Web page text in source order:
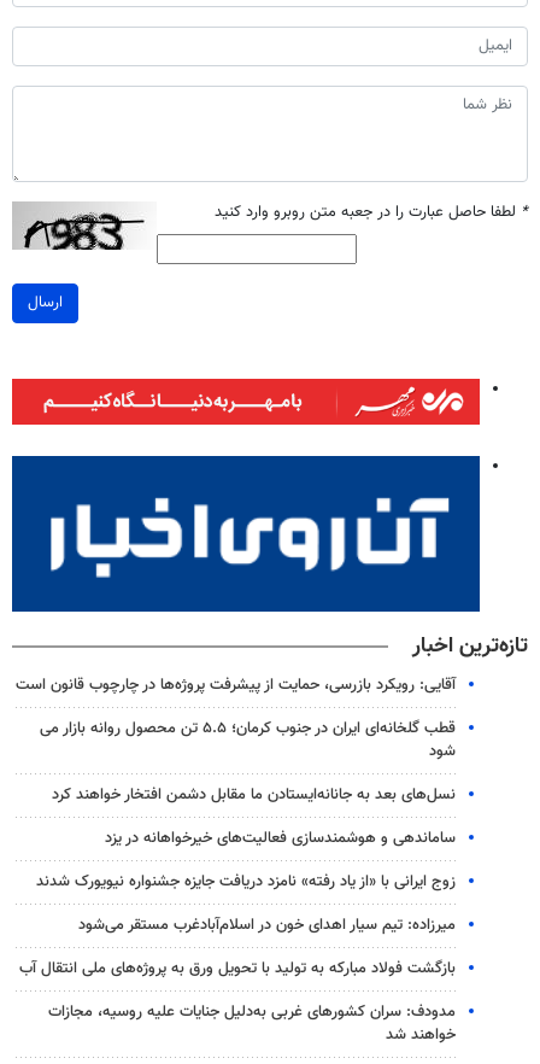
* لطفا حاصل عبارت را در جعبه متن روبرو وارد کنید
ارسال
تازه‌ترین اخبار
آقایی: رویکرد بازرسی، حمایت از پیشرفت پروژه‌ها در چارچوب قانون است
قطب گلخانه‌ای ایران در جنوب کرمان؛ ۵.۵ تن محصول روانه بازار می
شود
نسل‌های بعد به جانانه‌ایستادن ما مقابل دشمن افتخار خواهند کرد
ساماندهی و هوشمندسازی فعالیت‌های خیرخواهانه در یزد
زوج ایرانی با «از یاد رفته» نامزد دریافت جایزه جشنواره نیویورک شدند
میرزاده: تیم سیار اهدای خون در اسلام‌آبادغرب مستقر می‌شود
بازگشت فولاد مبارکه به تولید با تحویل ورق به پروژه‌های ملی انتقال آب
مدودف: سران کشورهای غربی به‌دلیل جنایات علیه روسیه، مجازات
خواهند شد